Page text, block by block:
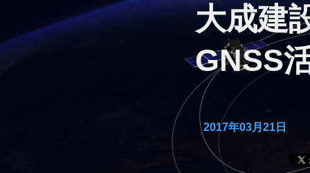
大成建
GNSS
2017年03月21日